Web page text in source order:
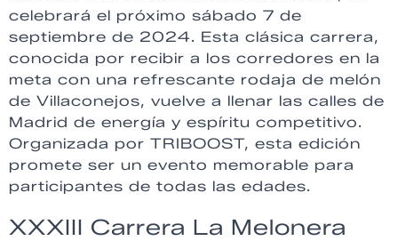
celebrará el próximo sábado 7 de
septiembre de 2024. Esta clásica carrera,
conocida por recibir a los corredores en la
meta con una refrescante rodaja de melón
de Villaconejos, vuelve a llenar las calles de
Madrid de energía y espíritu competitivo.
Organizada por TRIBOOST, esta edición
promete ser un evento memorable para
participantes de todas las edades.
XXXIII Carrera La Melonera